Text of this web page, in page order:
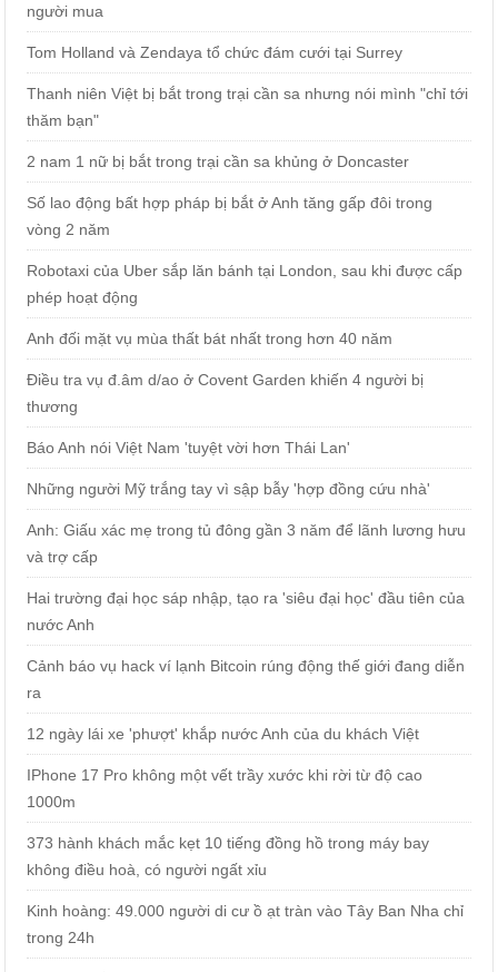
người mua
Tom Holland và Zendaya tổ chức đám cưới tại Surrey
Thanh niên Việt bị bắt trong trại cần sa nhưng nói mình "chỉ tới
thăm bạn"
2 nam 1 nữ bị bắt trong trại cần sa khủng ở Doncaster
Số lao động bất hợp pháp bị bắt ở Anh tăng gấp đôi trong
vòng 2 năm
Robotaxi của Uber sắp lăn bánh tại London, sau khi được cấp
phép hoạt động
Anh đối mặt vụ mùa thất bát nhất trong hơn 40 năm
Điều tra vụ đ.âm d/ao ở Covent Garden khiến 4 người bị
thương
Báo Anh nói Việt Nam 'tuyệt vời hơn Thái Lan'
Những người Mỹ trắng tay vì sập bẫy 'hợp đồng cứu nhà'
Anh: Giấu xác mẹ trong tủ đông gần 3 năm để lãnh lương hưu
và trợ cấp
Hai trường đại học sáp nhập, tạo ra 'siêu đại học' đầu tiên của
nước Anh
Cảnh báo vụ hack ví lạnh Bitcoin rúng động thế giới đang diễn
ra
12 ngày lái xe 'phượt' khắp nước Anh của du khách Việt
IPhone 17 Pro không một vết trầy xước khi rời từ độ cao
1000m
373 hành khách mắc kẹt 10 tiếng đồng hồ trong máy bay
không điều hoà, có người ngất xỉu
Kinh hoàng: 49.000 người di cư ồ ạt tràn vào Tây Ban Nha chỉ
trong 24h